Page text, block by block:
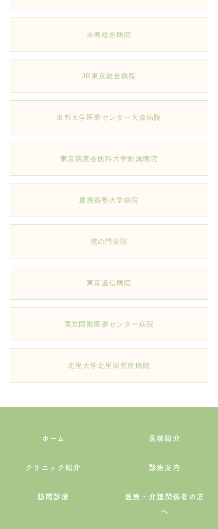
永寿総合病院
JR東京総合病院
東邦大学医療センター大森病院
東京慈恵会医科大学附属病院
慶應義塾大学病院
虎の門病院
東京逓信病院
国立国際医療センター病院
北里大学北里研究所病院
ホーム 医師紹介
クリニック紹介 診療案内
訪問診療
医療・介護関係者の方
へ